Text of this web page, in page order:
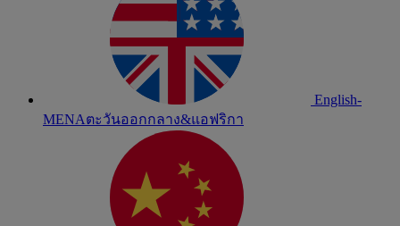
English-
MENAตะวันออกกลาง&แอฟริกา